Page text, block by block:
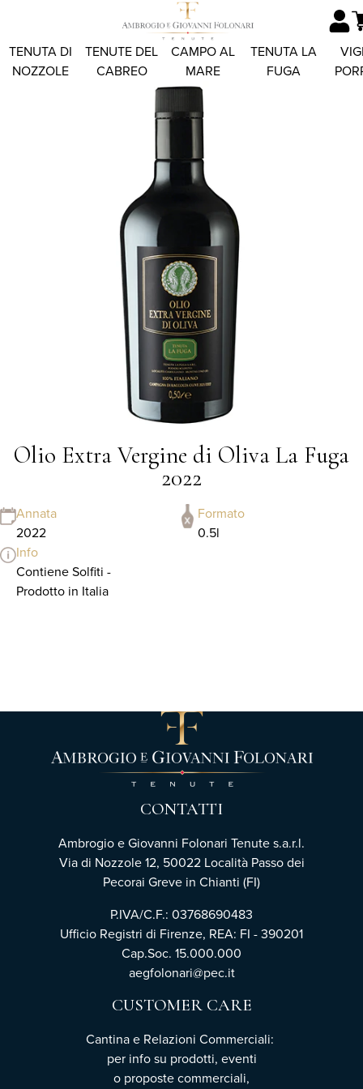
TENUTA DI
NOZZOLE
TENUTE DEL
CABREO
CAMPO AL
MARE
TENUTA LA
FUGA
Olio Extra Vergine di Oliva La Fuga
2022
Annata
2022
Formato
0.5l
Info
Contiene Solfiti -
Prodotto in Italia
CONTATTI
Ambrogio e Giovanni Folonari Tenute s.a.r.l.
Via di Nozzole 12, 50022 Località Passo dei
Pecorai Greve in Chianti (FI)
P.IVA/C.F.: 03768690483
Ufficio Registri di Firenze, REA: FI - 390201
Cap.Soc. 15.000.000
aegfolonari@pec.it
CUSTOMER CARE
Cantina e Relazioni Commerciali:
per info su prodotti, eventi
o proposte commerciali,